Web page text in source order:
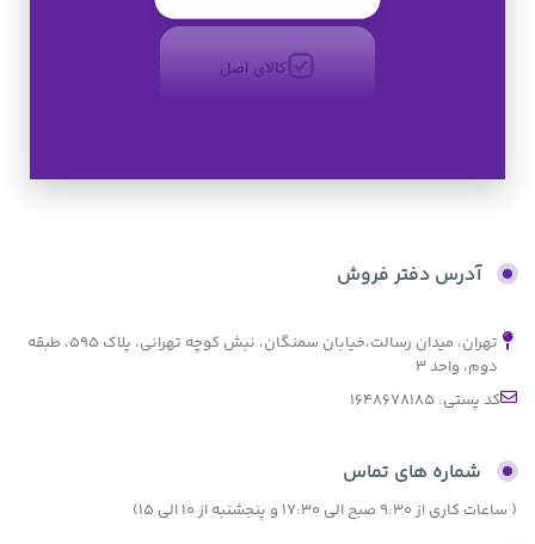
کالای اصل
آدرس دفتر فروش
تهران، میدان رسالت،خیابان سمنگان، نبش کوچه تهرانی، پلاک ۵۹۵، طبقه
دوم، واحد ۳
کد پستی: 1648678185
شماره های تماس
( ساعات کاری از 9:30 صبح الی 17:30 و پنجشنبه از 10 الی 15)